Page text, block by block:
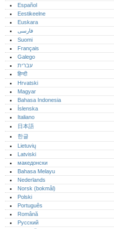
Español
Eestikeelne
Euskara
فارسی
Suomi
Français
Galego
עברית
हिन्दी
Hrvatski
Magyar
Bahasa Indonesia
Íslenska
Italiano
日本語
한글
Lietuvių
Latviski
македонски
Bahasa Melayu
Nederlands
Norsk (bokmål)‎
Polski
Português‎
Română
Русский